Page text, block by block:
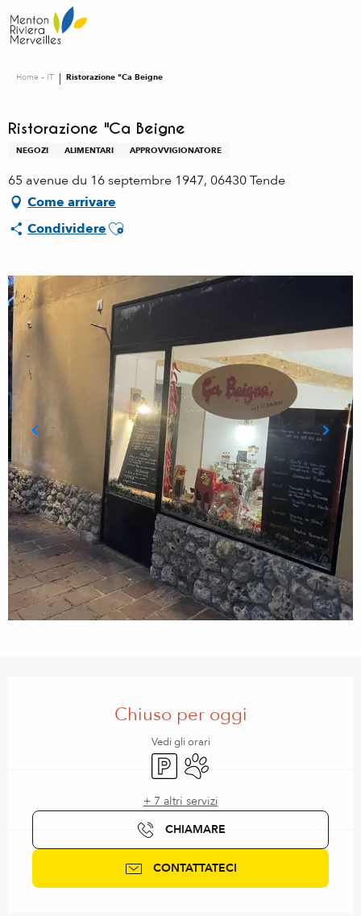
au
contenu
Home – IT Ristorazione "Ca Beigne
Ristorazione "Ca Beigne
NEGOZI ALIMENTARI APPROVVIGIONATORE
65 avenue du 16 septembre 1947, 06430 Tende
Come arrivare
CondividereAjouter aux favoris
Chiuso per oggi
Vedi gli orari
ParcheggioAnimali ammessi
+ 7 altri servizi
CHIAMARE
CONTATTATECI